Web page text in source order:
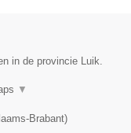
in de provincie Luik.
▼
Brabant)